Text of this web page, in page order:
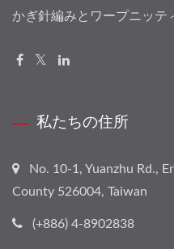
かぎ針編みとワープニッテ
私たちの住所
No. 10-1, Yuanzhu Rd.,
County 526004, Taiwan
(+886) 4-8902838